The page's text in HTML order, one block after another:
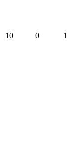
10 0 1